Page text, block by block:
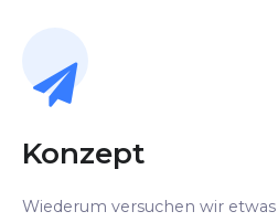
Konzept
Wiederum versuchen wir etwas